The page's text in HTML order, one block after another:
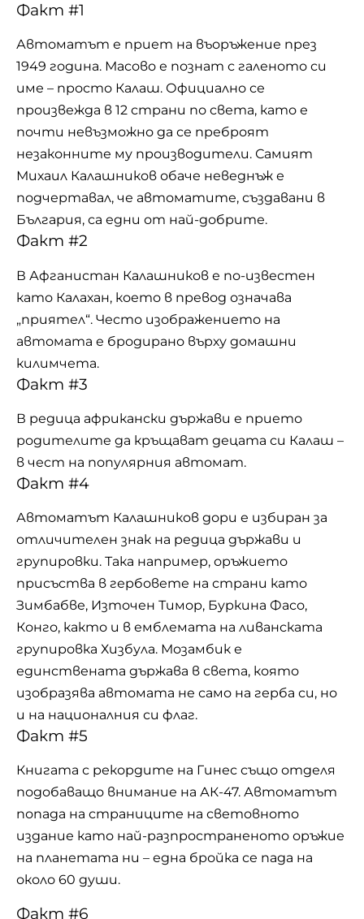
Факт #1
Автоматът е приет на въоръжение през
1949 година. Масово е познат с галеното си
име – просто Калаш. Официално се
произвежда в 12 страни по света, като е
почти невъзможно да се преброят
незаконните му производители. Самият
Михаил Калашников обаче неведнъж е
подчертавал, че автоматите, създавани в
България, са едни от най-добрите.
Факт #2
В Афганистан Калашников е по-известен
като Калахан, което в превод означава
„приятел“. Често изображението на
автомата е бродирано върху домашни
килимчета.
Факт #3
В редица африкански държави е прието
родителите да кръщават децата си Калаш –
в чест на популярния автомат.
Факт #4
Автоматът Калашников дори е избиран за
отличителен знак на редица държави и
групировки. Така например, оръжието
присъства в гербовете на страни като
Зимбабве, Източен Тимор, Буркина Фасо,
Конго, както и в емблемата на ливанската
групировка Хизбула. Мозамбик е
единствената държава в света, която
изобразява автомата не само на герба си, но
и на националния си флаг.
Факт #5
Книгата с рекордите на Гинес също отделя
подобаващо внимание на АК-47. Автоматът
попада на страниците на световното
издание като най-разпространеното оръжие
на планетата ни – една бройка се пада на
около 60 души.
Факт #6